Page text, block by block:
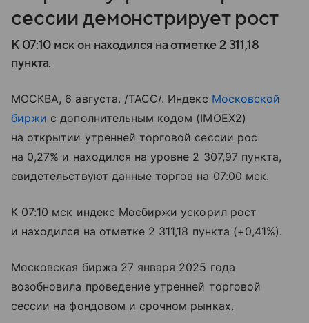
сессии демонстрирует рост
К 07:10 мск он находился на отметке 2 311,18
пункта.
МОСКВА, 6 августа. /ТАСС/. Индекс Московской
биржи с дополнительным кодом (IMOEX2)
на открытии утренней торговой сессии рос
на 0,27% и находился на уровне 2 307,97 пункта,
свидетельствуют данные торгов на 07:00 мск.
К 07:10 мск индекс Мосбиржи ускорил рост
и находился на отметке 2 311,18 пункта (+0,41%).
Московская биржа 27 января 2025 года
возобновила проведение утренней торговой
сессии на фондовом и срочном рынках.